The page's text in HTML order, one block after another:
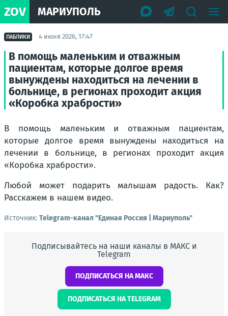
ZOV МАРИУПОЛЬ
ПАБЛИКИ 4 июня 2026, 17:47
В помощь маленьким и отважным
пациентам, которые долгое время
вынуждены находиться на лечении в
больнице, в регионах проходит акция
«Коробка храбрости»
В помощь маленьким и отважным пациентам,
которые долгое время вынуждены находиться на
лечении в больнице, в регионах проходит акция
«Коробка храбрости».
Любой может подарить малышам радость. Как?
Расскажем в нашем видео.
Источник: Telegram-канал "Единая Россия | Мариуполь"
Подписывайтесь на наши каналы в МАКС и
Telegram
ПОДПИСАТЬСЯ НА МАКС
ПОДПИСАТЬСЯ НА TELEGRAM